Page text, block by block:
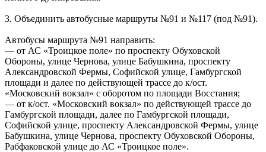
3. Объединить автобусные маршруты №91 и №117 (под №91).
Автобусы маршрута №91 направить:
— от АС «Троицкое поле» по проспекту Обуховской
Обороны, улице Чернова, улице Бабушкина, проспекту
Александровской Фермы, Софийской улице, Гамбургской
площади и далее по действующей трассе до к/ост.
«Московский вокзал» с оборотом по площади Восстания;
— от к/ост. «Московский вокзал» по действующей трассе до
Гамбургской площади, далее по Гамбургской площади,
Софийской улице, проспекту Александровской Фермы, улице
Бабушкина, улице Чернова, проспекту Обуховской Обороны,
Рабфаковской улице до АС «Троицкое поле».